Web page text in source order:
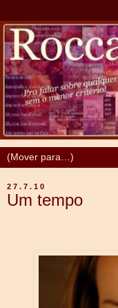
27.7.10
Um tempo